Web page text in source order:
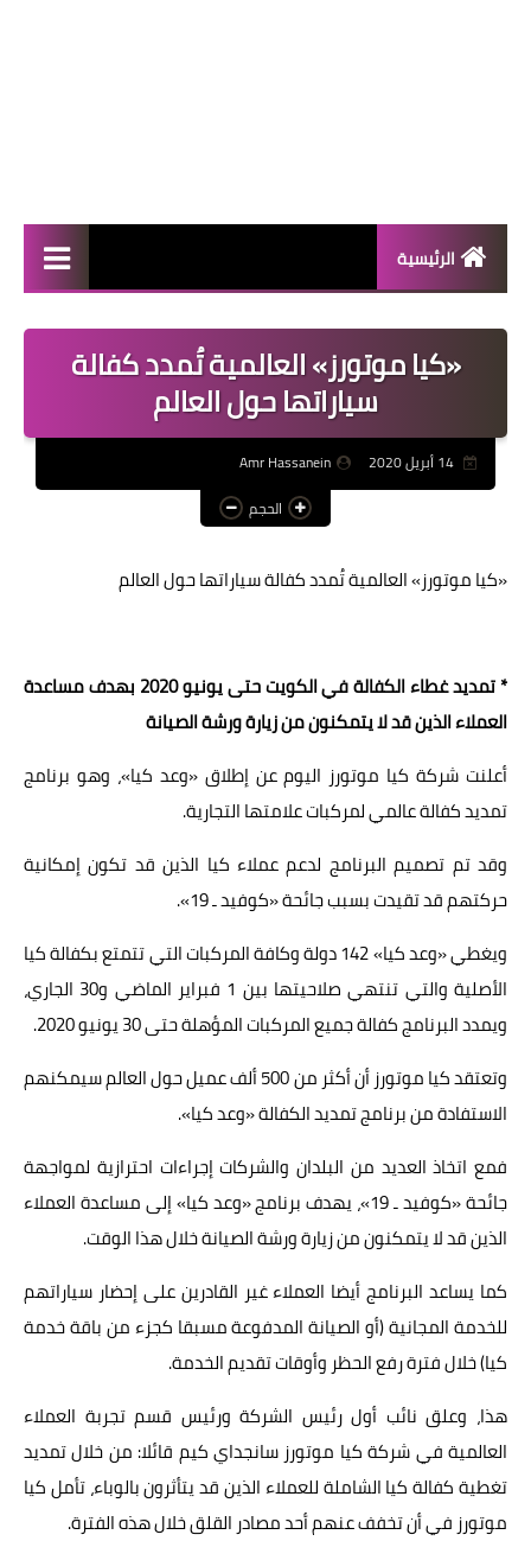
الرئيسية
منوعات
فعاليات
صحة
تكنولوجيا
عالم المرأة
أخبار عربية
أخبار النجوم
أخبار العالم
«كيا موتورز» العالمية تُمدد كفالة
سياراتها حول العالم
14 أبريل 2020
Amr Hassanein
الحجم
«كيا موتورز» العالمية تُمدد كفالة سياراتها حول العالم
* تمديد غطاء الكفالة في الكويت حتى يونيو 2020 بهدف مساعدة
العملاء الذين قد لا يتمكنون من زيارة ورشة الصيانة
أعلنت شركة كيا موتورز اليوم عن إطلاق «وعد كيا»، وهو برنامج
تمديد كفالة عالمي لمركبات علامتها التجارية.
وقد تم تصميم البرنامج لدعم عملاء كيا الذين قد تكون إمكانية
حركتهم قد تقيدت بسبب جائحة «كوفيد ـ 19».
ويغطي «وعد كيا» 142 دولة وكافة المركبات التي تتمتع بكفالة كيا
الأصلية والتي تنتهي صلاحيتها بين 1 فبراير الماضي و30 الجاري،
ويمدد البرنامج كفالة جميع المركبات المؤهلة حتى 30 يونيو 2020.
وتعتقد كيا موتورز أن أكثر من 500 ألف عميل حول العالم سيمكنهم
الاستفادة من برنامج تمديد الكفالة «وعد كيا».
فمع اتخاذ العديد من البلدان والشركات إجراءات احترازية لمواجهة
جائحة «كوفيد ـ 19»، يهدف برنامج «وعد كيا» إلى مساعدة العملاء
الذين قد لا يتمكنون من زيارة ورشة الصيانة خلال هذا الوقت.
كما يساعد البرنامج أيضا العملاء غير القادرين على إحضار سياراتهم
للخدمة المجانية (أو الصيانة المدفوعة مسبقا كجزء من باقة خدمة
كيا) خلال فترة رفع الحظر وأوقات تقديم الخدمة.
هذا، وعلق نائب أول رئيس الشركة ورئيس قسم تجربة العملاء
العالمية في شركة كيا موتورز سانجداي كيم قائلا: من خلال تمديد
تغطية كفالة كيا الشاملة للعملاء الذين قد يتأثرون بالوباء، تأمل كيا
موتورز في أن تخفف عنهم أحد مصادر القلق خلال هذه الفترة.